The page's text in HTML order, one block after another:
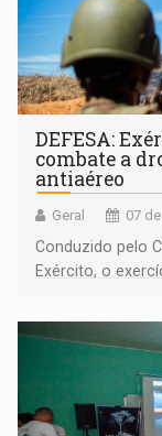
DEFESA:
combate a
antiaéreo
Geral 07
Conduzido pelo
Exército, o